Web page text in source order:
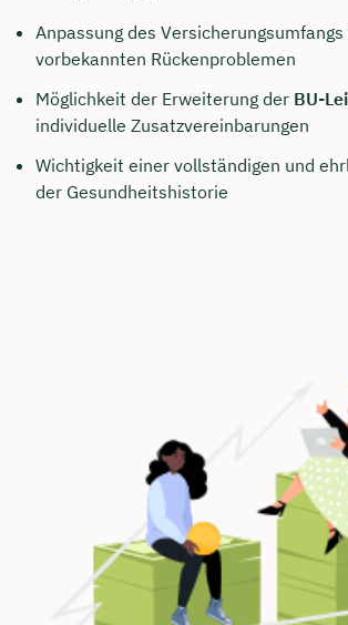
Anpassung des Versicherungsumfangs
vorbekannten Rückenproblemen
Möglichkeit der Erweiterung der BU-
individuelle Zusatzvereinbarungen
Wichtigkeit einer vollständigen und
der Gesundheitshistorie